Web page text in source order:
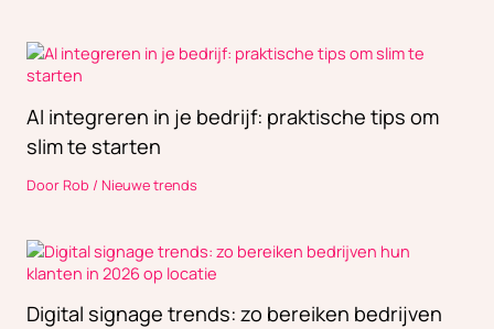
AI integreren in je bedrijf: praktische tips om
slim te starten
DoorRob / Nieuwe trends
Digital signage trends: zo bereiken bedrijven